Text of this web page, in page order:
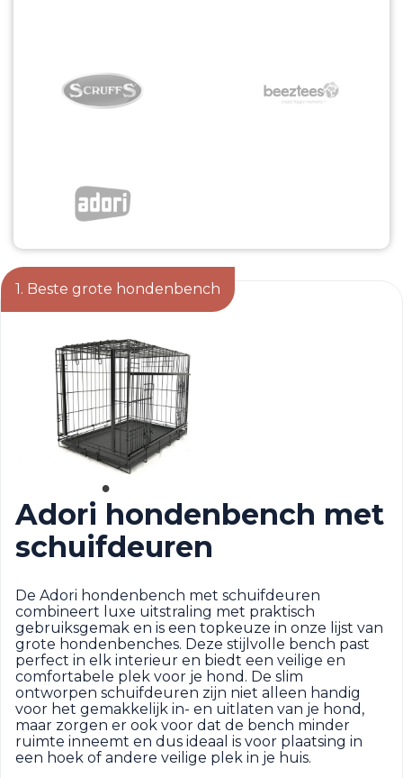
1. Beste grote hondenbench
Adori hondenbench met
schuifdeuren
De Adori hondenbench met schuifdeuren
combineert luxe uitstraling met praktisch
gebruiksgemak en is een topkeuze in onze lijst van
grote hondenbenches. Deze stijlvolle bench past
perfect in elk interieur en biedt een veilige en
comfortabele plek voor je hond. De slim
ontworpen schuifdeuren zijn niet alleen handig
voor het gemakkelijk in- en uitlaten van je hond,
maar zorgen er ook voor dat de bench minder
ruimte inneemt en dus ideaal is voor plaatsing in
een hoek of andere veilige plek in je huis.